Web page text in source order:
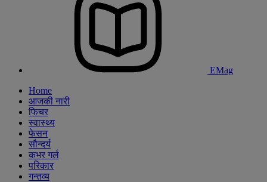
EMag
Home
आजकी नारी
फिचर
स्वास्थ्य
फेसन
सौन्दर्य
कभर गर्ल
परिकार
गन्तव्य